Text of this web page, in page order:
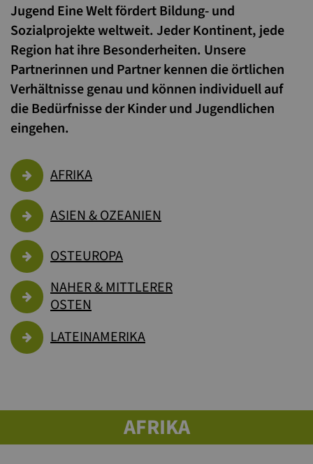
Jugend Eine Welt fördert Bildung- und
Sozialprojekte weltweit. Jeder Kontinent, jede
Region hat ihre Besonderheiten. Unsere
Partnerinnen und Partner kennen die örtlichen
Verhältnisse genau und können individuell auf
die Bedürfnisse der Kinder und Jugendlichen
eingehen.
AFRIKA
ASIEN & OZEANIEN
OSTEUROPA
NAHER & MITTLERER
OSTEN
LATEINAMERIKA
AFRIKA